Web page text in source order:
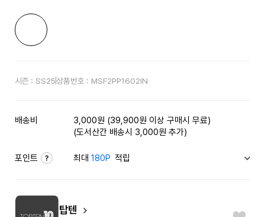
시즌 : SS25상품번호 : MSF2PP1602IN
배송비
3,000원 (39,900원 이상 구매시 무료)
(도서산간 배송시 3,000원 추가)
포인트 최대180P 적립
탑텐